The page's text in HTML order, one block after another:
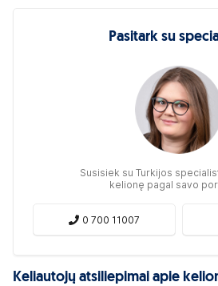
Pasitark su
Susisiek su Turkijos
kelionę pagal savo
0 700 11007
Keliautojų atsiliepimai apie